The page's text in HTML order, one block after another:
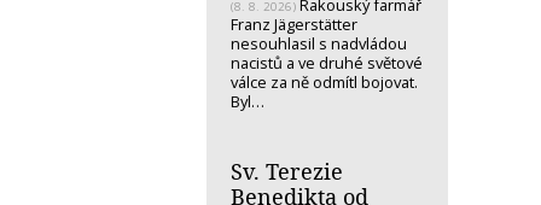
(8. 8. 2026) Rakouský farmář
Franz Jägerstätter
nesouhlasil s nadvládou
nacistů a ve druhé světové
válce za ně odmítl bojovat.
Byl…
Sv. Terezie
Benedikta od